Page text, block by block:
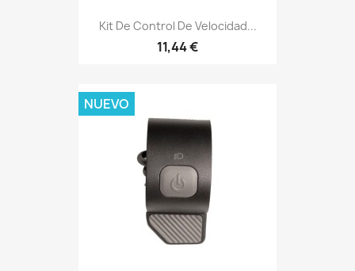
Kit De Control De Velocidad...
11,44 €
NUEVO